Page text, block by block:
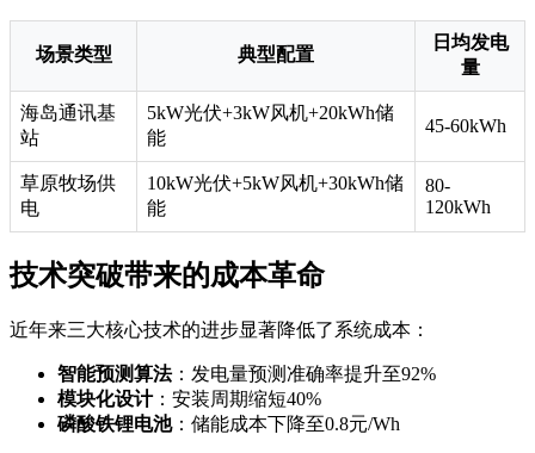
场景类型 典型配置
日均发电
量
海岛通讯基
站
5kW光伏+3kW风机+20kWh储
能
45-60kWh
草原牧场供
电
10kW光伏+5kW风机+30kWh储
能
80-
120kWh
技术突破带来的成本革命
近年来三大核心技术的进步显著降低了系统成本：
智能预测算法：发电量预测准确率提升至92%
模块化设计：安装周期缩短40%
磷酸铁锂电池：储能成本下降至0.8元/Wh